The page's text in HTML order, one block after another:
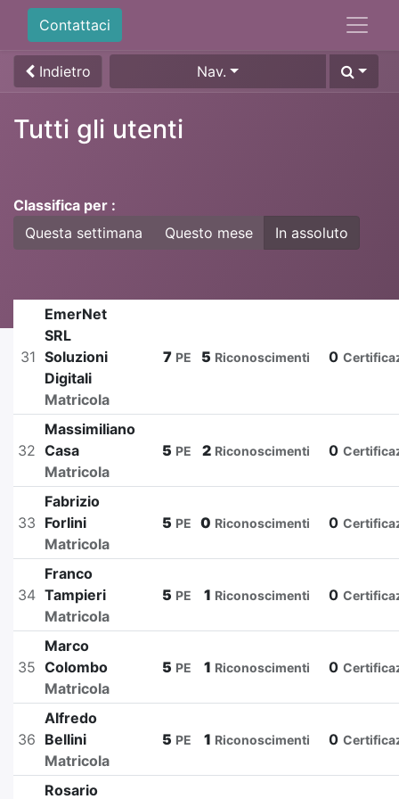
Contattaci
Indietro Nav.
Tutti gli utenti
Classifica per :
Questa settimana
Questo mese In assoluto
31
EmerNet
SRL
Soluzioni
Digitali
Matricola
7 PE 5 Riconoscimenti 0
32
Massimiliano
Casa
Matricola
5 PE 2 Riconoscimenti 0
33
Fabrizio
Forlini
Matricola
5 PE 0 Riconoscimenti 0
34
Franco
Tampieri
Matricola
5 PE 1 Riconoscimenti 0
35
Marco
Colombo
Matricola
5 PE 1 Riconoscimenti 0
36
Alfredo
Bellini
Matricola
5 PE 1 Riconoscimenti 0
Rosario